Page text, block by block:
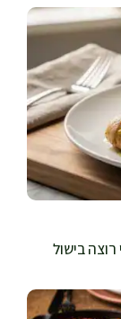
בישול